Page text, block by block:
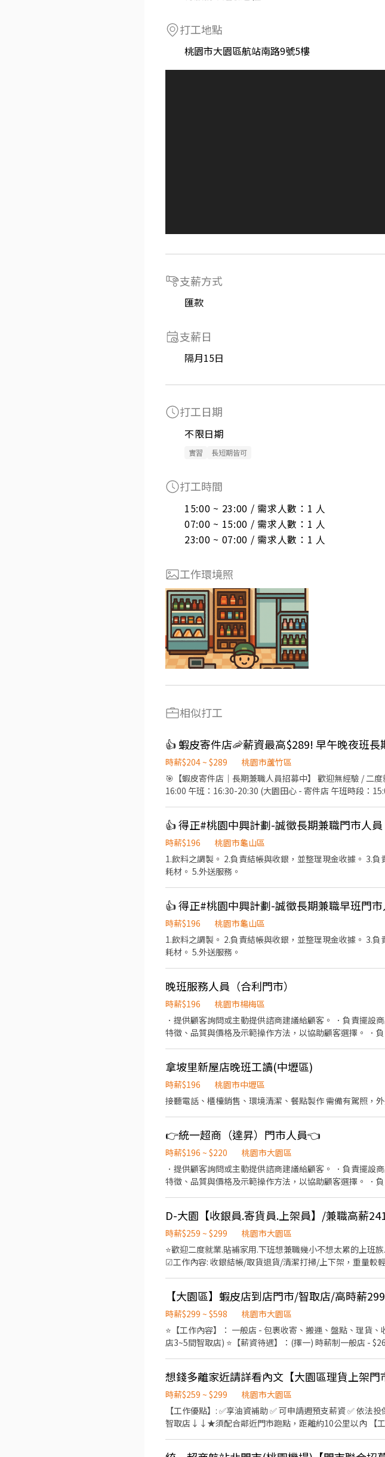
打工地點
桃園市大園區航站南路9號5樓
支薪方式
匯款
支薪日
隔月15日
打工日期
不限日期
實習 長短期皆可
打工時間
15:00 ~ 23:00 / 需求人數：1 人
07:00 ~ 15:00 / 需求人數：1 人
23:00 ~ 07:00 / 需求人數：1 人
工作環境照
相似打工
時薪$204 ~ $289
桃園市蘆竹區
🎯【蝦皮寄件店｜長期兼職人員招募中】 歡迎無經驗 / 二
16:00 午班：16:30-20:30 (大園田心 - 寄件店 午班時段：15:00-19:00) 晚班：18:30-22:30 夜班1：20:30-00:30 夜班2：16:00-
容（無收銀） . 📍目前職缺門市（2026/8/7更新） 大園田
班1時段，可收短期無機車、天數可談） 蘆竹南六 - 寄件
南興 - 寄件店 桃園市蘆竹區南山路二段470巷15號1樓(⚠️
有街25號1樓(⚠️缺早班、午班、晚班、夜班2時段) 大雅員
件店 台中市霧峰區中投東路二段398號1樓 (⚠️缺午班、晚班、夜班1時段) 和美嘉佃 - 寄件店 彰化縣和美鎮嘉佃路605之11號1樓
(⚠️缺晚班） 和美平安 - 寄件店 彰化縣和美鎮平安路138號 (目前無缺額） 永靖意善 - 寄件店 彰化縣永靖鄉中山路二段604號1樓
(⚠️缺午班、夜班1時段) 嘉義嘉竹 - 寄件店 嘉義市西區嘉竹路2號與6號與8號1樓 (⚠️缺午班) 永康
(2026年起本薪調整為$196) 🔸 早班：$204/hr（含交通津
$224/hr（含晚班津貼$20 + 交通津貼$8） 🔸 夜班：$234/
(桃園市 $30,000) 🔸 蘆竹地區另加 $35/hr 區域津貼 → 夜
$55/hr 區域津貼 → 夜班最高 $289/hr .. 🎁 入職滿半年享有
際！歡迎號招親友一起加入! . 📌 錄取條件 ✔️ 可接受久站
休周日，週六須可配合排班) ✔️ 固定周一周二皆需要可配
駕駛者 ✔️ 必要時可支援其他門市(可自行抵達支援門市) . ‼️
班 🔸無法配合排班者請勿投遞，避免雙方困擾 🔸本職缺
迎透過以下方式應徵，名額有限，額滿即止！ 一起加入蝦
須跑點 👉 查看更多職缺：https://www.chickpt.com.tw/
最高 $350！** 👉 查看更多職缺：https://
長期兼職👇 👉 查看更多職缺：https://
服,人事,行政,採購,財務工讀生✨ 👉 查看更多職缺：
✨Gogoro✨台北/龜山 MIS/IT 資訊行政工讀生 #短期 #
k6z0rMroE5pW
👍 得正#桃園中興計劃-誠徵長期兼職門市人員
時薪$196
桃園市龜山區
1.飲料之調製。 2.負責結帳與收銀，並整理現金收據。 3.
耗材。 5.外送服務。
👍 得正#桃園中興計劃-誠徵長期兼職早班門市
時薪$196
桃園市龜山區
1.飲料之調製。 2.負責結帳與收銀，並整理現金收據。 3.
耗材。 5.外送服務。
晚班服務人員（合利門市）
時薪$196
桃園市楊梅區
．提供顧客詢問或主動提供諮商建議給顧客。 ．負責擺設
特徵、品質與價格及示範操作方法，以協助顧客選擇。 ．
拿坡里新屋店晚班工讀(中壢區)
時薪$196
桃園市中壢區
接聽電話、櫃檯銷售、環境清潔、餐點製作 需備有駕照，
👉統一超商（達昇）門市人員👈
時薪$196 ~ $220
桃園市大園區
．提供顧客詢問或主動提供諮商建議給顧客。 ．負責擺設
特徵、品質與價格及示範操作方法，以協助顧客選擇。 ．
時薪$259 ~ $299
桃園市大園區
⭐️歡迎二度就業.貼補家用.下班想兼職幾小不想太累的上
☑工作內容: 收銀結帳/取貨退貨/清潔打掃/上下架，重量較輕1-10公斤內 ✅日班：11:00-17:30 時薪241
上架人員) ☑上班時段: ✅日班:07:00-12:00｜07:30-12:30｜
18:00-22:00｜18:30-22:30 擇一 時薪279元 ✅夜班23:30-
259元 ✅假日晚班17:30-23:30 時薪279元 ☑工作內容： 智取店 - 搬運、理貨、上架、維持門市環境清潔 (一天需跑店3~5間智取
店) 🌟需備機車 +一周至少可配合上四天班 六日須排一天 +挑一
大園華興 - 智取店:華興路14號1樓 大園致遠 - 智取店:致遠一路30號1樓 大園崁腳 - 智取店:和平西路108號1樓 大園環區西 - 智取店
環區西路571號1樓 (固定班 免輪班) -----------------------------------------------------------------------------------------------
配合調店.支援(10公里以內) ☑上班時段: ✅早班:12:00-16:00 時薪259元 ✅午班:15:00-19:00 時薪279元 ✅晚班:18:30-22:30 時薪
279元 ✅夜一班:20:30-00:30 時薪289元 +需可配合加班/
二需可固定上班 +六日需挑一天到班 +一周至少可配合上四天班 +需可跨店支援 ☑工作地點： 大
▬▬▬▬▬▬▬▬▬▬▬▬▬▬ 快速應徵⭐️不收取任何費用⭐️立
留下姓名電話 截圖詢問我唷
時薪$299 ~ $598
桃園市大園區
⭐【工作內容】： 一般店 - 包裹收寄、搬運、盤點、理貨
店3~5間智取店) ⭐【薪資待遇】：(擇一) 時薪制一般店 - $269 元起 時薪制智取店 - $299 元 ⭐【休假制度】：排休制 (輪班人員依
取店 ↓ 早班時薪 - 07:00~12:00、07:30~12:30、
18:30~22:30、18:30~23:30 全班時薪(雙頭班) -
小時) 午班時薪 - 15:00~19:00 ⭐【工作地點】：(擇一) 大園埔心 - 智取店 → 桃園市大園區埔心街46號1樓 大園新菓林 - 智取店 →
桃園市大園區菓林路259巷25號1樓 大園新生 - 智取店 →
區西路571號1樓 大園大觀 - 智取店 → 桃園市大園區大觀
山南 - 智取店 → 桃園市大園區中山南路127號1樓 大園青
時薪$259 ~ $299
桃園市大園區
【工作優點】: ✅享油資補助 ✅ 可申請週預支薪資 ✅ 依法
智取店↓↓★須配合鄰近門市跑點，距離約10公里以內 【工作內容】